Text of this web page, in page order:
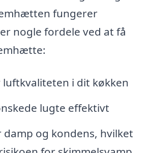
fungerer
nogle fordele ved at få
luftkvaliteten i dit køkken
lugte effektivt
damp og kondens, hvilket